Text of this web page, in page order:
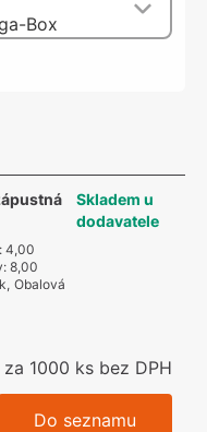
Box
: 4,00
: 8,00
, Obalová
Skladem u
dodavatele
za 1000 ks bez DPH
Do seznamu